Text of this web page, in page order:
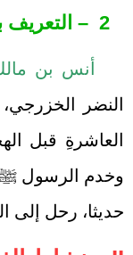
2 – التعريف بأنس بن مالك:
أنس بن
النضر
العاشرةِ قبل
حديثا، رحل إلى